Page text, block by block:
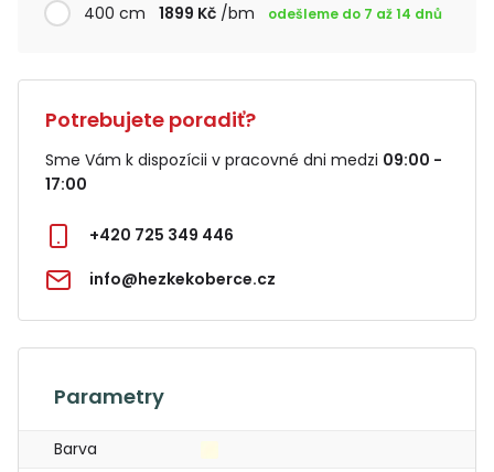
400 cm 1899 Kč/bm odešleme do 7 až 14 dnů
Potrebujete poradiť?
Sme Vám k dispozícii v pracovné dni medzi 09:00 -
17:00
+420 725 349 446
info@hezkekoberce.cz
Parametry
Barva